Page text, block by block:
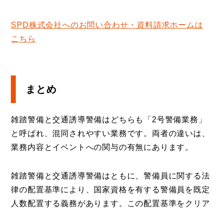
SPD株式会社へのお問い合わせ・資料請求ホームは
こちら
まとめ
雑踏警備と交通誘導警備はどちらも「2号警備業務」
と呼ばれ、混同されやすい業務です。両者の違いは、
業務内容とイベントへの関与の有無にあります。
雑踏警備と交通誘導警備はともに、警備員に関する法
律の配置基準により、国家資格を有する警備員を既定
人数配置する義務があります。この配置基準をクリア